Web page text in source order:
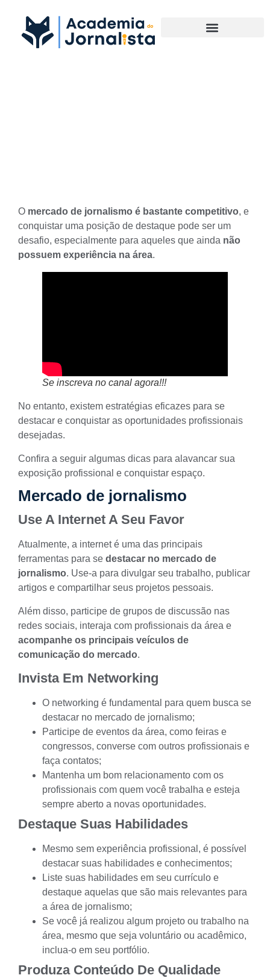
O mercado de jornalismo é bastante competitivo, e
conquistar uma posição de destaque pode ser um
desafio, especialmente para aqueles que ainda não
possuem experiência na área.
Se inscreva no canal agora!!!
No entanto, existem estratégias eficazes para se
destacar e conquistar as oportunidades profissionais
desejadas.
Confira a seguir algumas dicas para alavancar sua
exposição profissional e conquistar espaço.
Mercado de jornalismo
Use A Internet A Seu Favor
Atualmente, a internet é uma das principais
ferramentas para se destacar no mercado de
jornalismo. Use-a para divulgar seu trabalho, publicar
artigos e compartilhar seus projetos pessoais.
Além disso, participe de grupos de discussão nas
redes sociais, interaja com profissionais da área e
acompanhe os principais veículos de
comunicação do mercado.
Invista Em Networking
O networking é fundamental para quem busca se
destacar no mercado de jornalismo;
Participe de eventos da área, como feiras e
congressos, converse com outros profissionais e
faça contatos;
Mantenha um bom relacionamento com os
profissionais com quem você trabalha e esteja
sempre aberto a novas oportunidades.
Destaque Suas Habilidades
Mesmo sem experiência profissional , é possível
destacar suas habilidades e conhecimentos;
Liste suas habilidades em seu currículo e
destaque aquelas que são mais relevantes para
a área de jornalismo;
Se você já realizou algum projeto ou trabalho na
área, mesmo que seja voluntário ou acadêmico,
inclua-o em seu portfólio.
Produza Conteúdo De Qualidade